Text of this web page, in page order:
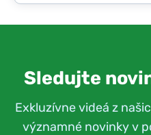
Sledujte
Exkluzívne videá z
významné novinky v